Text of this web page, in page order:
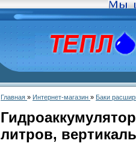
Главная » Интернет-магазин » Баки
литров,